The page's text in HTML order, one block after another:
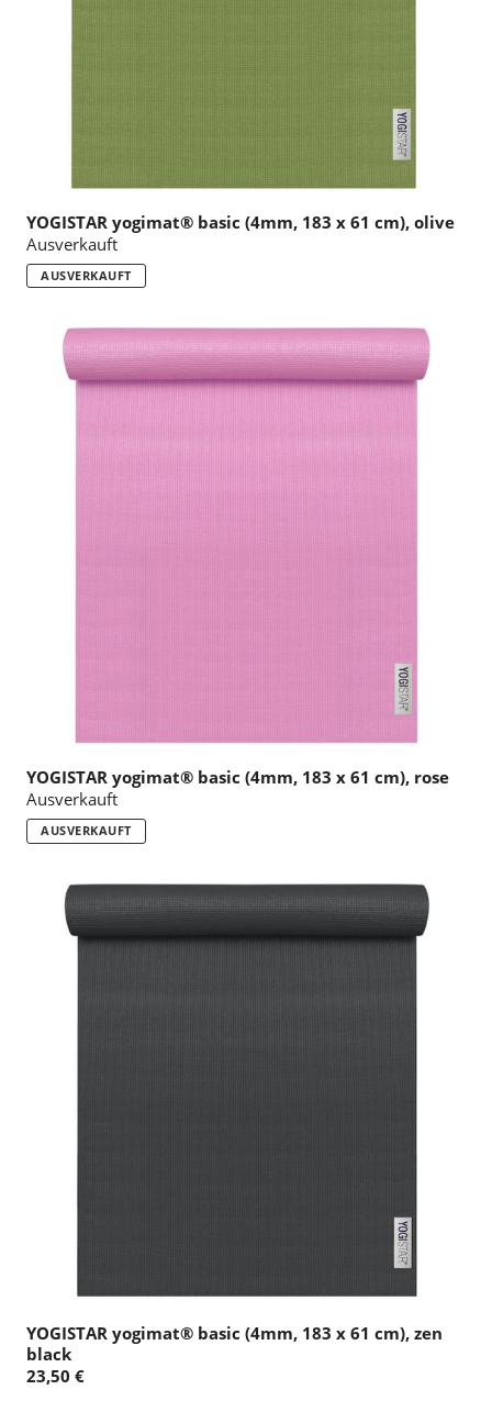
YOGISTAR yogimat® basic (4mm, 183 x 61 cm), olive
Ausverkauft
AUSVERKAUFT
YOGISTAR yogimat® basic (4mm, 183 x 61 cm), rose
Ausverkauft
AUSVERKAUFT
YOGISTAR yogimat® basic (4mm, 183 x 61 cm), zen
black
23,50 €